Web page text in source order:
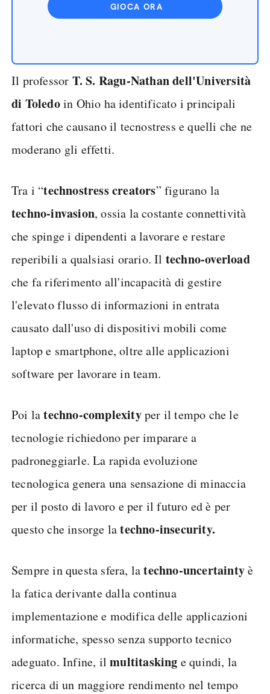
GIOCA ORA
Il professor T. S. Ragu-Nathan dell'Università
di Toledoin Ohio ha identificato i principali
fattori che causano il tecnostress e quelli che ne
moderano gli effetti.
Tra i “technostress creators” figurano la
techno-invasion, ossia la costante connettività
che spinge i dipendenti a lavorare e restare
reperibili a qualsiasi orario. Il techno-overload
che fa riferimento all'incapacità di gestire
l'elevato flusso di informazioni in entrata
causato dall'uso di dispositivi mobili come
laptop e smartphone, oltre alle applicazioni
software per lavorare in team.
Poi latechno-complexityper il tempo che le
tecnologie richiedono per imparare a
padroneggiarle. La rapida evoluzione
tecnologica genera una sensazione di minaccia
per il posto di lavoro e per il futuro ed è per
questo che insorge latechno-insecurity.
Sempre in questa sfera, latechno-uncertaintyè
la fatica derivante dalla continua
implementazione e modifica delle applicazioni
informatiche, spesso senza supporto tecnico
adeguato. Infine, ilmultitasking e quindi, la
ricerca di un maggiore rendimento nel tempo